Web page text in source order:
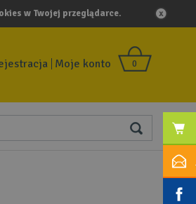
w Twojej przeglądarce.
0
Moje konto